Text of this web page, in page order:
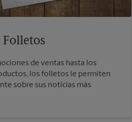
Folletos
de ventas hasta los
los folletos le permiten
sobre sus noticias más